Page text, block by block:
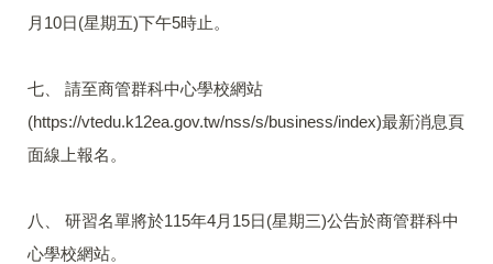
月10日(星期五)下午5時止。
七、 請至商管群科中心學校網站
(https://vtedu.k12ea.gov.tw/nss/s/business/index)最新消息頁
面線上報名。
八、 研習名單將於115年4月15日(星期三)公告於商管群科中
心學校網站。